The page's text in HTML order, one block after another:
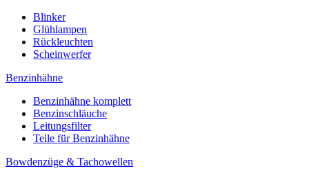
Blinker
Glühlampen
Rückleuchten
Scheinwerfer
Benzinhähne
Benzinhähne komplett
Benzinschläuche
Leitungsfilter
Teile für Benzinhähne
Bowdenzüge & Tachowellen